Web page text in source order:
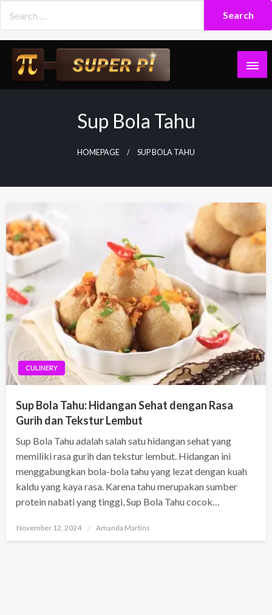
content
Sup Bola Tahu
HOMEPAGE SUP BOLA TAHU
CULINERY
Sup Bola Tahu: Hidangan Sehat dengan Rasa
Gurih dan Tekstur Lembut
Sup Bola Tahu adalah salah satu hidangan sehat yang
memiliki rasa gurih dan tekstur lembut. Hidangan ini
menggabungkan bola-bola tahu yang lezat dengan kuah
kaldu yang kaya rasa. Karena tahu merupakan sumber
protein nabati yang tinggi, Sup Bola Tahu cocok…
Posted
November 12, 2024 Amanda Martins